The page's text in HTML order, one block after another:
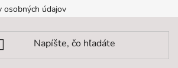
osobných údajov